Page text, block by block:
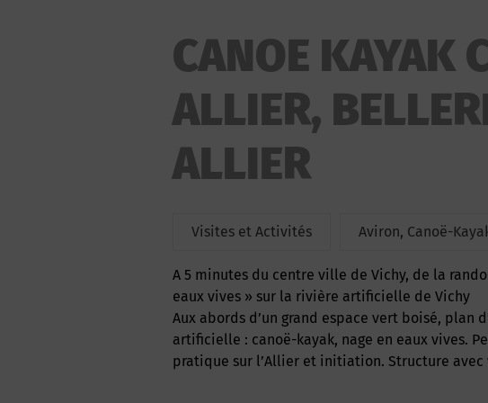
CANOE KAYAK
ALLIER,
ALLIER
Visites et Activités Aviron, Canoë-
A 5 minutes du centre ville de Vichy, de la randonnée canoë-kayak sur l’allier au « cocktail
eaux vives » sur la rivière artificielle de Vichy
Aux abords d’un grand espace vert boisé,
artificielle : canoë-kayak, nage en eaux vives.
pratique sur l’Allier et initiation. Structure